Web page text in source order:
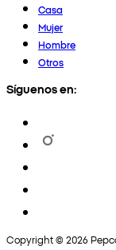
Casa
Mujer
Hombre
Otros
Síguenos en:
Copyright © 2026